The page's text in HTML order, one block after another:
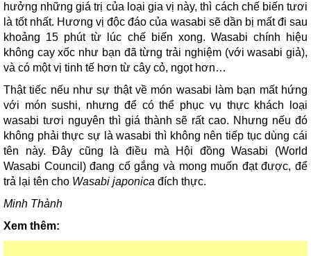
hưởng những giá trị của loại gia vị này, thì cách chế biến tươi
là tốt nhất. Hương vị độc đáo của wasabi sẽ dần bị mất đi sau
khoảng 15 phút từ lúc chế biến xong. Wasabi chính hiệu
không cay xốc như bạn đã từng trải nghiệm (với wasabi giả),
và có một vị tinh tế hơn từ cây cỏ, ngọt hơn…
Thật tiếc nếu như sự thật về món wasabi làm bạn mất hứng
với món sushi, nhưng để có thể phục vụ thực khách loại
wasabi tươi nguyên thì giá thành sẽ rất cao. Nhưng nếu đó
không phải thực sự là wasabi thì không nên tiếp tục dùng cái
tên này. Đây cũng là điều mà Hội đồng Wasabi (World
Wasabi Council) đang cố gắng và mong muốn đạt được, để
trả lại tên cho Wasabi japonica đích thực.
Minh Thành
Xem thêm: